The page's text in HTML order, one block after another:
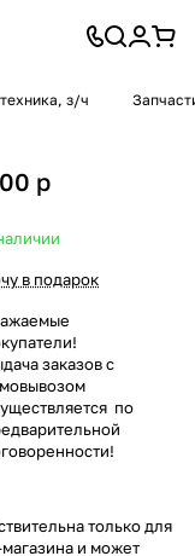
з/ч
p
в подарок
заказов с
по
только для
и может